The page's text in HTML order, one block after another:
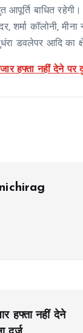
बाधित
कॉलोनी, मीना
डवलेपर आदि का
हफ्ता नहीं देने पर
हफ्ता नहीं देने